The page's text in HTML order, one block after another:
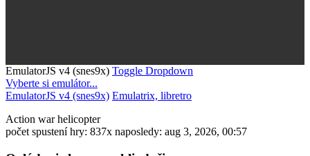
EmulatorJS v4 (snes9x) Toggle Dropdown
Vyberte si emulátor...
EmulatorJS v4 (snes9x) Emulatrix, libretro
Action warhelicopter
počet spustení hry: 837x naposledy: aug 3, 2026, 00:57